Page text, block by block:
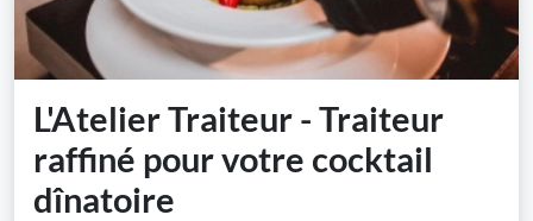
L'Atelier Traiteur - Traiteur
raffiné pour votre cocktail
dînatoire